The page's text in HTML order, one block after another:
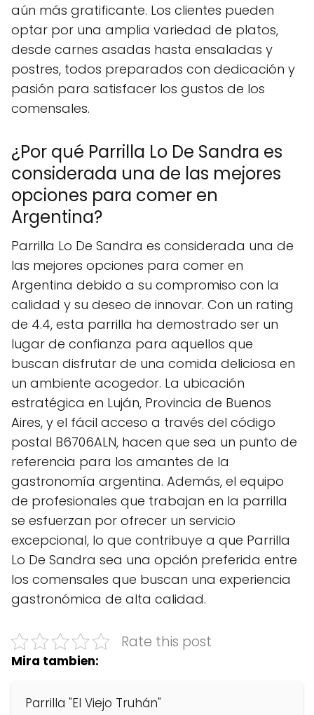
aún más gratificante. Los clientes pueden
optar por una amplia variedad de platos,
desde carnes asadas hasta ensaladas y
postres, todos preparados con dedicación y
pasión para satisfacer los gustos de los
comensales.
¿Por qué Parrilla Lo De Sandra es
considerada una de las mejores
opciones para comer en
Argentina?
Parrilla Lo De Sandra es considerada una de
las mejores opciones para comer en
Argentina debido a su compromiso con la
calidad y su deseo de innovar. Con un rating
de 4.4, esta parrilla ha demostrado ser un
lugar de confianza para aquellos que
buscan disfrutar de una comida deliciosa en
un ambiente acogedor. La ubicación
estratégica en Luján, Provincia de Buenos
Aires, y el fácil acceso a través del código
postal B6706ALN, hacen que sea un punto de
referencia para los amantes de la
gastronomía argentina. Además, el equipo
de profesionales que trabajan en la parrilla
se esfuerzan por ofrecer un servicio
excepcional, lo que contribuye a que Parrilla
Lo De Sandra sea una opción preferida entre
los comensales que buscan una experiencia
gastronómica de alta calidad.
Rate this post
Mira tambien:
Parrilla "El Viejo Truhán"